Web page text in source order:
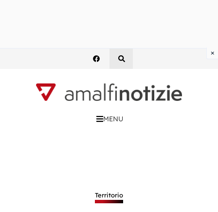
MENU
Territorio
×